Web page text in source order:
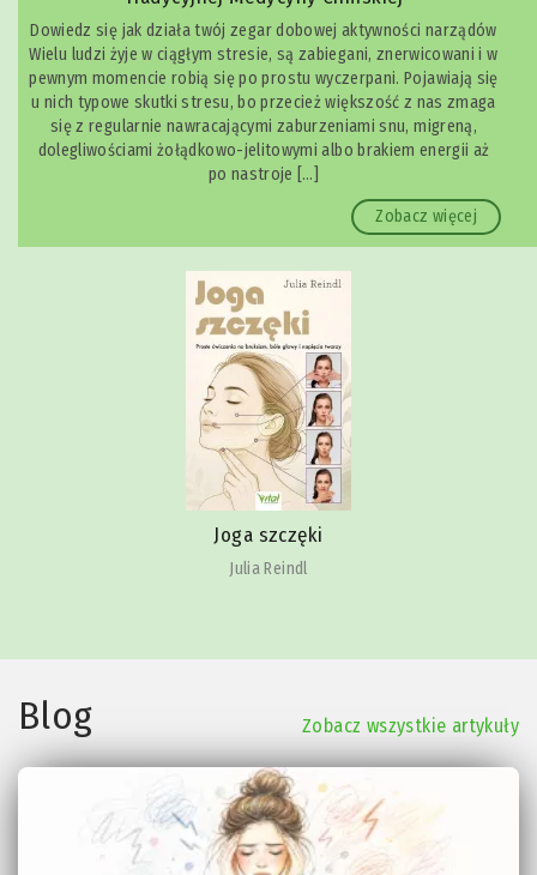
Dowiedz się jak działa twój zegar dobowej aktywności narządów
Wielu ludzi żyje w ciągłym stresie, są zabiegani, znerwicowani i w
pewnym momencie robią się po prostu wyczerpani. Pojawiają się
u nich typowe skutki stresu, bo przecież większość z nas zmaga
się z regularnie nawracającymi zaburzeniami snu, migreną,
dolegliwościami żołądkowo-jelitowymi albo brakiem energii aż
po nastroje […]
Zobacz więcej
Joga szczęki
Julia Reindl
Blog Zobacz wszystkie artykuły